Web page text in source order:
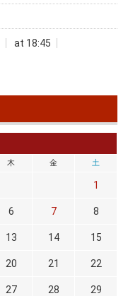
at 18:45
木 金 土
1
6 7 8
13 14 15
20 21 22
27 28 29